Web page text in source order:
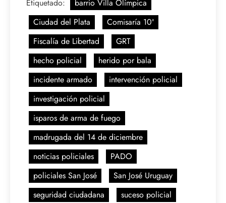
Etiquetado:
barrio Villa Olímpica
Ciudad del Plata
Comisaría 10ª
Fiscalía de Libertad
GRT
hecho policial
herido por bala
incidente armado
intervención policial
investigación policial
isparos de arma de fuego
madrugada del 14 de diciembre
noticias policiales
PADO
policiales San José
San José Uruguay
seguridad ciudadana
suceso policial